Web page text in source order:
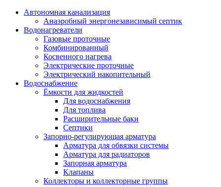
Автономная канализация
Анаэробный энергонезависимый септик
Водонагреватели
Газовые проточные
Комбинированный
Косвенного нагрева
Электрические проточные
Электрический накопительный
Водоснабжение
Ёмкости для жидкостей
Для водоснабжения
Для топлива
Расширительные баки
Септики
Запорно-регулирующая арматура
Арматура для обвязки системы
Арматура для радиаторов
Запорная арматура
Клапаны
Коллекторы и коллекторные группы